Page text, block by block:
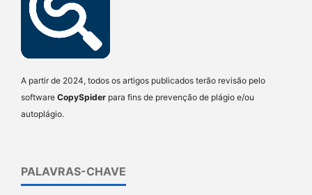
A partir de 2024, todos os artigos publicados terão revisão pelo
software CopySpider para fins de prevenção de plágio e/ou
autoplágio.
PALAVRAS-CHAVE